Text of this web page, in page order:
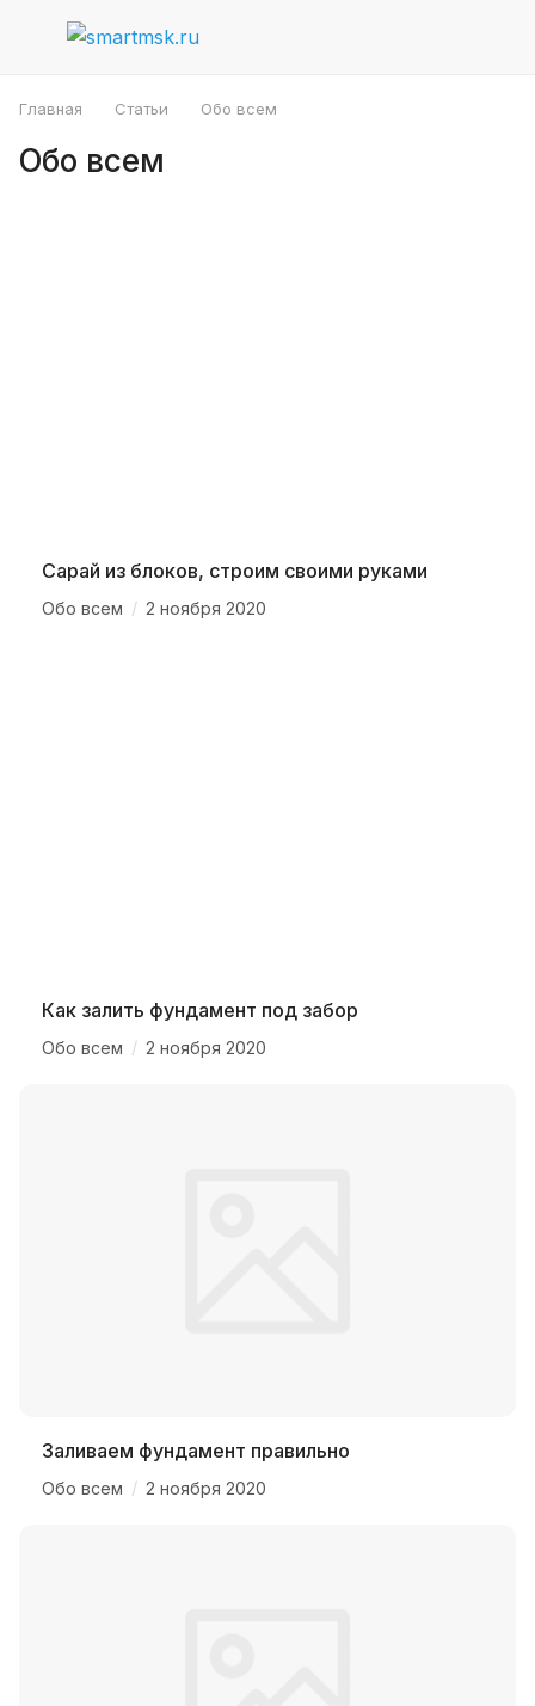
Главная Статьи Обо всем
Обо всем
Сарай из блоков, строим своими руками
Обо всем / 2 ноября 2020
Как залить фундамент под забор
Обо всем / 2 ноября 2020
Заливаем фундамент правильно
Обо всем / 2 ноября 2020